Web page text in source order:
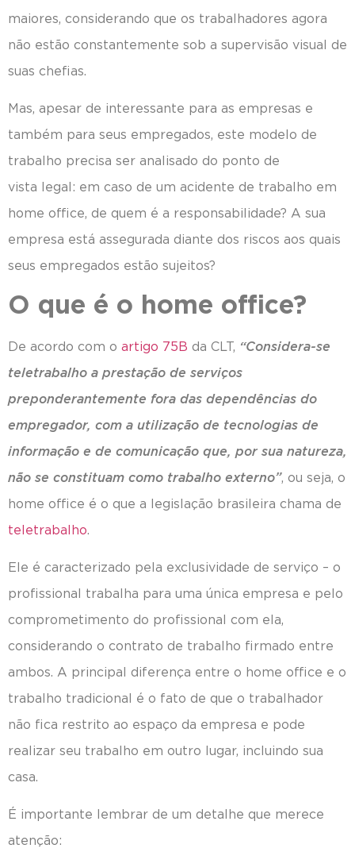
maiores, considerando que os trabalhadores agora
não estão constantemente sob a supervisão visual de
suas chefias.
Mas, apesar de interessante para as empresas e
também para seus empregados, este modelo de
trabalho precisa ser analisado do ponto de
vista legal: em caso de um acidente de trabalho em
home office, de quem é a responsabilidade? A sua
empresa está assegurada diante dos riscos aos quais
seus empregados estão sujeitos?
O que é o home office?
De acordo com o artigo 75B da CLT, “Considera-se
teletrabalho a prestação de serviços
preponderantemente fora das dependências do
empregador, com a utilização de tecnologias de
informação e de comunicação que, por sua natureza,
não se constituam como trabalho externo”, ou seja, o
home office é o que a legislação brasileira chama de
teletrabalho.
Ele é caracterizado pela exclusividade de serviço – o
profissional trabalha para uma única empresa e pelo
comprometimento do profissional com ela,
considerando o contrato de trabalho firmado entre
ambos. A principal diferença entre o home office e o
trabalho tradicional é o fato de que o trabalhador
não fica restrito ao espaço da empresa e pode
realizar seu trabalho em outro lugar, incluindo sua
casa.
É importante lembrar de um detalhe que merece
atenção: